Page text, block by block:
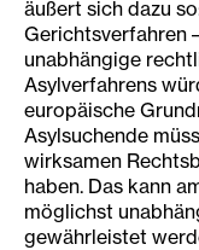
äußert sich dazu
Gerichtsverfahren
unabhängige
Asylverfahrens
europäische
Asylsuchende
wirksamen
haben. Das kann
möglichst
gewährleistet